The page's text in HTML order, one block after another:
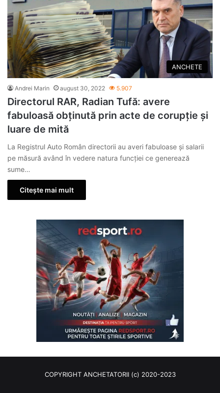
ANCHETE
Andrei Marin august 30, 2022 5.907
Directorul RAR, Radian Tufă: avere
fabuloasă obținută prin acte de corupție și
luare de mită
La Registrul Auto Român directorii au averi fabuloase și salarii
pe măsură având în vedere natura funcției ce generează
sume…
Citește mai mult
COPYRIGHT ANCHETATORII (c) 2020-2023